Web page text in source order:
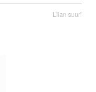
Liian suuri